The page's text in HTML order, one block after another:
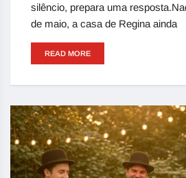
silêncio, prepara uma
de maio, a casa de Regina ainda
READ MORE